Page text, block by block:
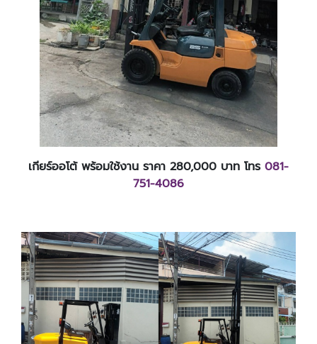
เกียร์ออโต้ พร้อมใช้งาน ราคา 280,000 บาท โทร 081-
751-4086